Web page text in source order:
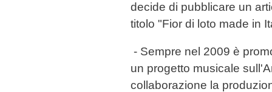
decide di pubblicare un
titolo "Fior di loto made in
- Sempre nel 2009 è
un progetto musicale
collaborazione la